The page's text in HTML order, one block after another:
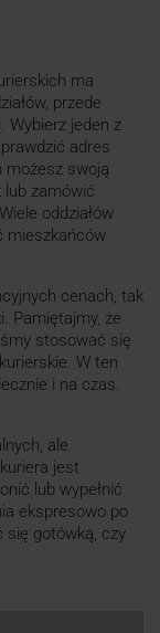
ma
przede
Wybierz jeden z
adres
możesz swoją
lub zamówić
oddziałów
mieszkańców
cenach, tak
Pamiętajmy, że
stosować się
W ten
i na czas.
ale
jest
lub wypełnić
ekspresowo po
się gotówką, czy